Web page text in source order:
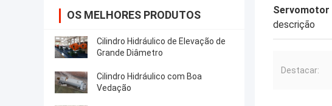
OS MELHORES PRODUTOS
Cilindro Hidráulico de Elevação de
Grande Diâmetro
Cilindro Hidráulico com Boa
Vedação
Servomotor
descrição
Destacar: